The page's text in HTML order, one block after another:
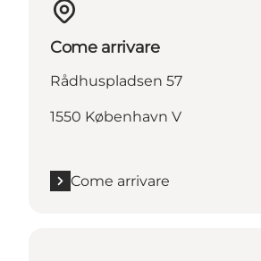
Come arrivare
Rådhuspladsen 57
1550 København V
Come arrivare